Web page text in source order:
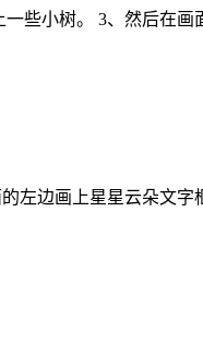
些小树。 3、然后在画
左边画上星星云朵文字